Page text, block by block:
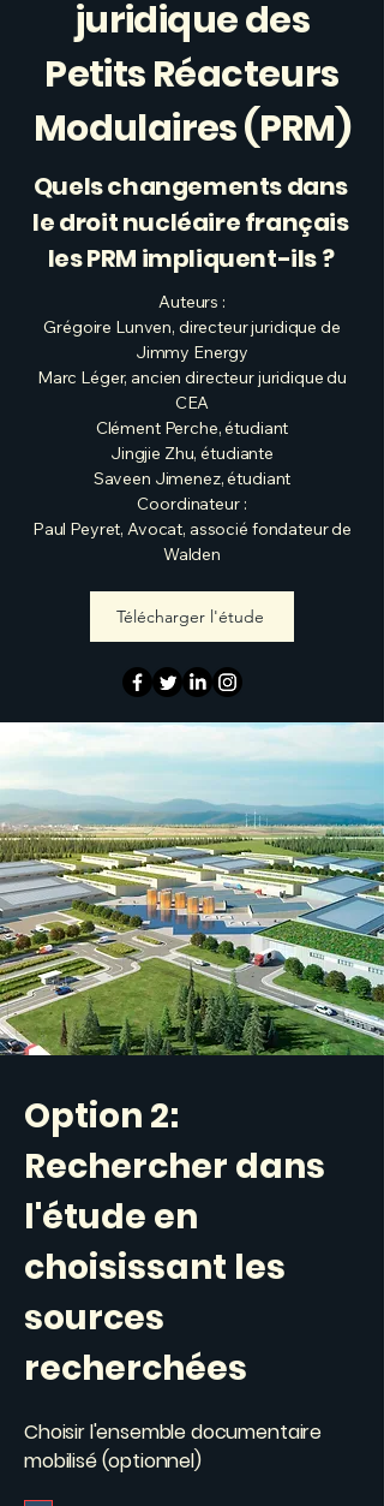
juridique des
Petits Réacteurs
Modulaires (PRM)
Quels changements dans
le droit nucléaire français
les PRM impliquent-ils ?
Auteurs :
Grégoire Lunven, directeur juridique de
Jimmy Energy
Marc Léger, ancien directeur juridique du
CEA
Clément Perche, étudiant
Jingjie Zhu, étudiante
Saveen Jimenez, étudiant
Coordinateur :
Paul Peyret, Avocat, associé fondateur de
Walden
Télécharger l'étude
Option 2:
Rechercher dans
l'étude en
choisissant les
sources
recherchées
Choisir l'ensemble documentaire
mobilisé (optionnel)